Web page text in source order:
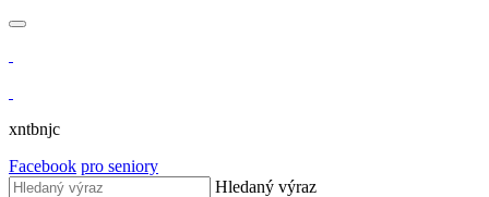
xntbnjc
Facebook pro seniory
Hledaný výraz